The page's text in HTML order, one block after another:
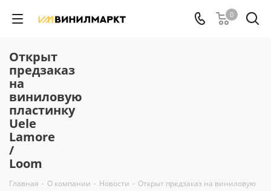
0
Открыт
предзаказ
на
виниловую
пластинку
Uele
Lamore
/
Loom
Главная - О компании - Новости - Открыт предзаказ на виниловую